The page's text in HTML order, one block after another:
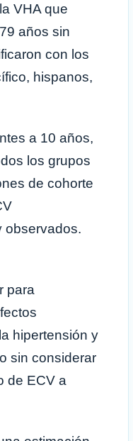
VHA que
años sin
con los
hispanos,
a 10 años,
los grupos
de cohorte
observados.
para
hipertensión y
sin considerar
de ECV a